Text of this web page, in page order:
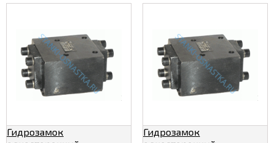
Гидрозамок
Гидрозамок